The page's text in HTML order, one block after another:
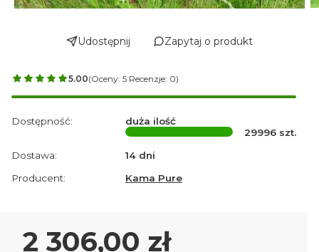
Udostępnij Zapytaj o produkt
5.00(Oceny: 5 Recenzje: 0)
Dostępność:
duża ilość
29996 szt.
Dostawa:
14 dni
Producent:
Kama Pure
Cena
2 306,00 zł